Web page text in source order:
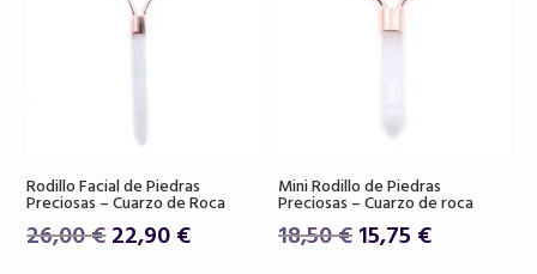
Rodillo Facial de Piedras
Preciosas – Cuarzo de Roca
26,00€El
22,90€El
Mini Rodillo de Piedras
Preciosas – Cuarzo de roca
18,50€El
15,75 €El